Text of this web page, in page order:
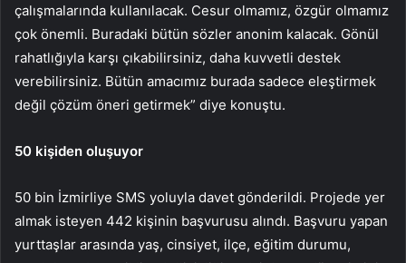
çalışmalarında kullanılacak. Cesur olmamız, özgür olmamız
çok önemli. Buradaki bütün sözler anonim kalacak. Gönül
rahatlığıyla karşı çıkabilirsiniz, daha kuvvetli destek
verebilirsiniz. Bütün amacımız burada sadece eleştirmek
değil çözüm öneri getirmek” diye konuştu.
50 kişiden oluşuyor
50 bin İzmirliye SMS yoluyla davet gönderildi. Projede yer
almak isteyen 442 kişinin başvurusu alındı. Başvuru yapan
yurttaşlar arasında yaş, cinsiyet, ilçe, eğitim durumu,